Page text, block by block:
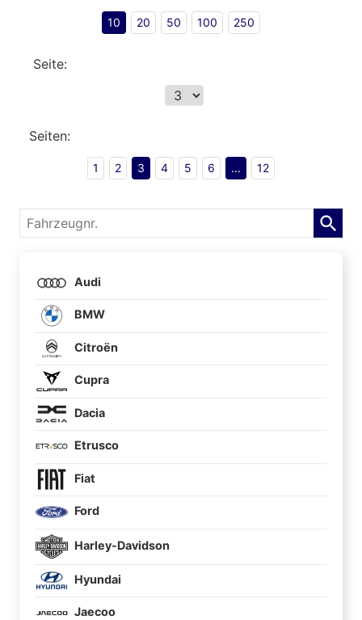
10 20 50 100 250
Seite:
Seiten:
1 2 3 4 5 6 ... 12
Fahrzeugnr.
Audi
BMW
Citroën
Cupra
Dacia
Etrusco
Fiat
Ford
Harley-Davidson
Hyundai
Jaecoo